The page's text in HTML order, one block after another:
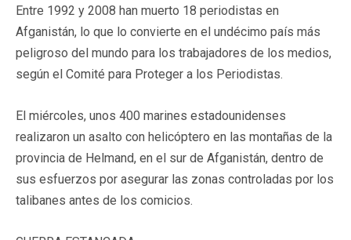
Entre 1992 y 2008 han muerto 18 periodistas en
Afganistán, lo que lo convierte en el undécimo país más
peligroso del mundo para los trabajadores de los medios,
según el Comité para Proteger a los Periodistas.
El miércoles, unos 400 marines estadounidenses
realizaron un asalto con helicóptero en las montañas de la
provincia de Helmand, en el sur de Afganistán, dentro de
sus esfuerzos por asegurar las zonas controladas por los
talibanes antes de los comicios.